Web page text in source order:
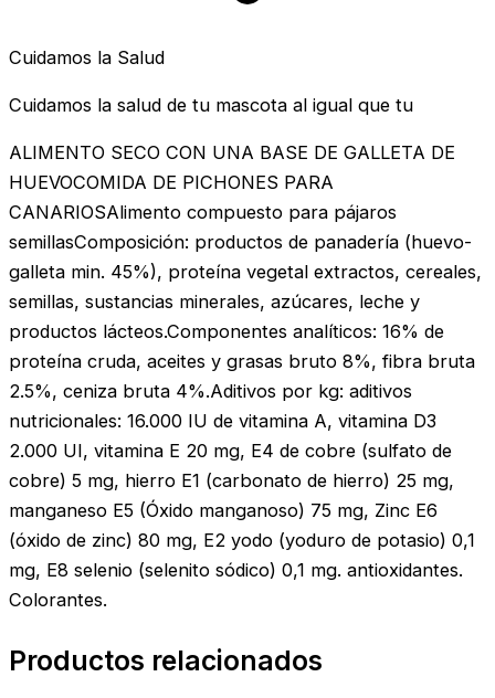
Cuidamos la Salud
Cuidamos la salud de tu mascota al igual que tu
ALIMENTO SECO CON UNA BASE DE GALLETA DE
HUEVOCOMIDA DE PICHONES PARA
CANARIOSAlimento compuesto para pájaros
semillasComposición: productos de panadería (huevo-
galleta min. 45%), proteína vegetal extractos, cereales,
semillas, sustancias minerales, azúcares, leche y
productos lácteos.Componentes analíticos: 16% de
proteína cruda, aceites y grasas bruto 8%, fibra bruta
2.5%, ceniza bruta 4%.Aditivos por kg: aditivos
nutricionales: 16.000 IU de vitamina A, vitamina D3
2.000 UI, vitamina E 20 mg, E4 de cobre (sulfato de
cobre) 5 mg, hierro E1 (carbonato de hierro) 25 mg,
manganeso E5 (Óxido manganoso) 75 mg, Zinc E6
(óxido de zinc) 80 mg, E2 yodo (yoduro de potasio) 0,1
mg, E8 selenio (selenito sódico) 0,1 mg. antioxidantes.
Colorantes.
Productos relacionados